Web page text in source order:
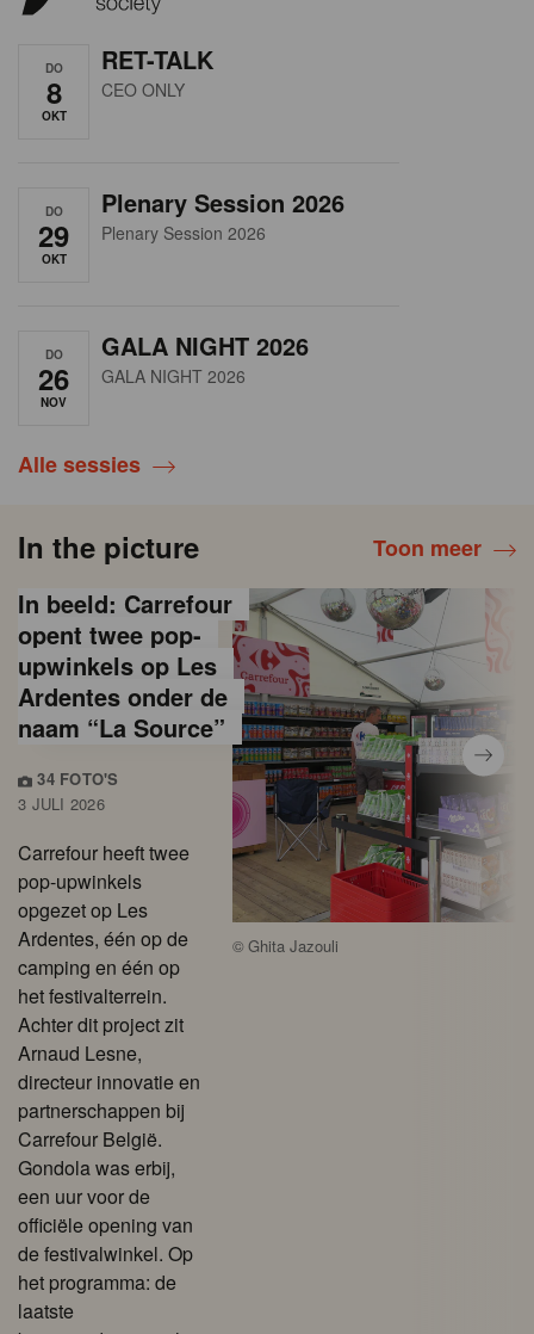
DO
8
OKT
RET-TALK
CEO ONLY
DO
29
OKT
Plenary Session 2026
Plenary Session 2026
DO
26
NOV
GALA NIGHT 2026
GALA NIGHT 2026
Alle sessies
In the picture Toon meer
In beeld: Carrefour
opent twee pop-
upwinkels op Les
Ardentes onder de
naam “La Source”
34 FOTO'S
3 JULI 2026
Carrefour heeft twee
pop-upwinkels
opgezet op Les
Ardentes, één op de
camping en één op
het festivalterrein.
Achter dit project zit
Arnaud Lesne,
directeur innovatie en
partnerschappen bij
Carrefour België.
Gondola was erbij,
een uur voor de
officiële opening van
de festivalwinkel. Op
het programma: de
laatste
©Ghita Jazouli